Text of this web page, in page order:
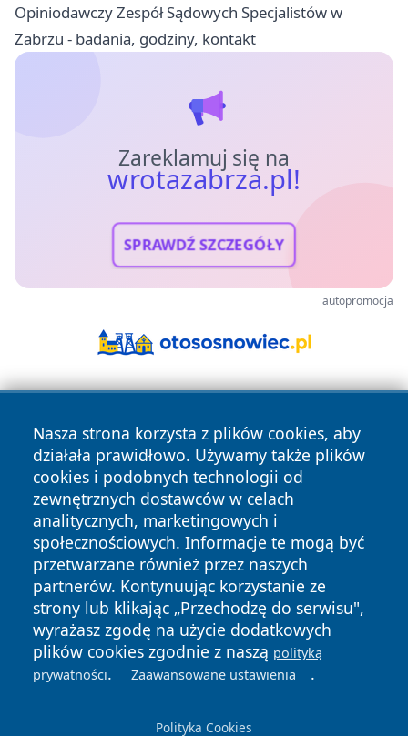
Opiniodawczy Zespół Sądowych Specjalistów w
Zabrzu - badania, godziny, kontakt
Zareklamuj się na
wrotazabrza.pl!
SPRAWDŹ SZCZEGÓŁY
autopromocja
Nasza strona korzysta z plików cookies, aby
działała prawidłowo. Używamy także plików
cookies i podobnych technologii od
zewnętrznych dostawców w celach
analitycznych, marketingowych i
społecznościowych. Informacje te mogą być
przetwarzane również przez naszych
partnerów. Kontynuując korzystanie ze
strony lub klikając „Przechodzę do serwisu",
wyrażasz zgodę na użycie dodatkowych
plików cookies zgodnie z naszą polityką
prywatności. Zaawansowane ustawienia .
Polityka Cookies
Copyright © 2026 wrotazabrza.pl Wszystkie prawa
zastrzeżone.
News Autorzy
Polityka
Prywatności
Polityka
Cookies